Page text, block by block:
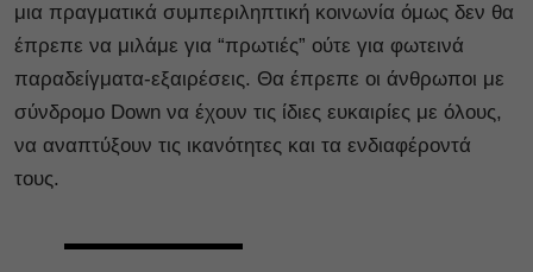
μια πραγματικά συμπεριληπτική κοινωνία όμως δεν θα
έπρεπε να μιλάμε για “πρωτιές” ούτε για φωτεινά
παραδείγματα-εξαιρέσεις. Θα έπρεπε οι άνθρωποι με
σύνδρομο Down να έχουν τις ίδιες ευκαιρίες με όλους,
να αναπτύξουν τις ικανότητες και τα ενδιαφέροντά
τους.